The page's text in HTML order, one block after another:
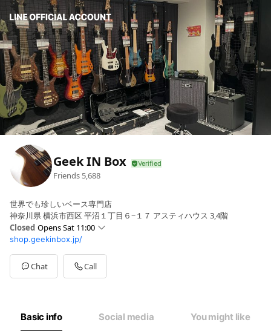
Geek IN Box
Friends 5,688
世界でも珍しいベース専門店
神奈川県 横浜市西区 平沼１丁目６−１７ アスティハウス 3,4階
Closed Opens Sat 11:00
Sun11:00 - 20:00
Mon11:00 - 20:00
Tue11:00 - 20:00
Wed11:00 - 20:00
11:00 - 20:00
11:00~20:00 毎日OPEN
shop.geekinbox.jp/
Chat Call
Basic info Social media You might like